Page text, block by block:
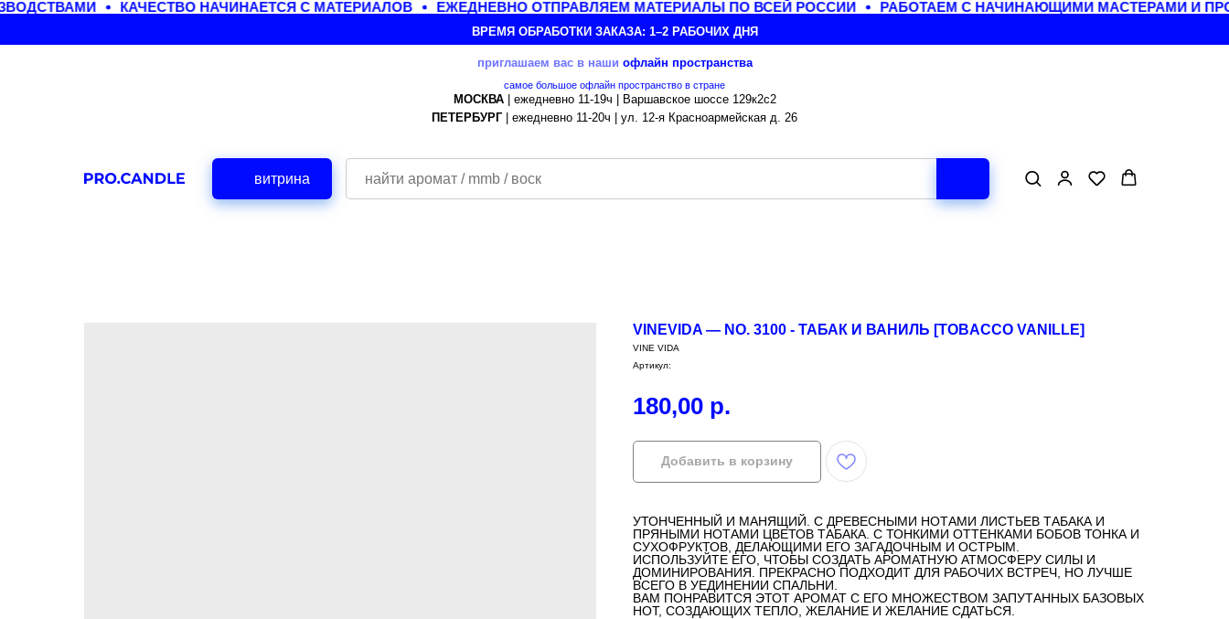
КАЧЕСТВО НАЧИНАЕТСЯ С МАТЕРИАЛОВ ЕЖЕДНЕВНО ОТПРАВЛЯЕМ МАТЕРИАЛЫ ПО ВСЕЙ РОССИИ РАБОТАЕМ С НАЧИНАЮЩИМИ МАСТЕРАМИ И
ВРЕМЯ ОБРАБОТКИ ЗАКАЗА: 1–2 РАБОЧИХ ДНЯ
приглашаем вас в наши офлайн пространства
самое большое офлайн пространство в стране
МОСКВА| ежедневно 11-19ч | Варшавское шоссе 129к2с2
ПЕТЕРБУРГ| ежедневно 11-20ч | ул. 12-я Красноармейская д. 26
витрина
VINEVIDA — NO. 3100 - ТАБАК И ВАНИЛЬ [TOBACCO VANILLE]
VINE VIDA
Артикул:
180,00 р.
Добавить в корзину
УТОНЧЕННЫЙ И МАНЯЩИЙ. С ДРЕВЕСНЫМИ НОТАМИ ЛИСТЬЕВ ТАБАКА И
ПРЯНЫМИ НОТАМИ ЦВЕТОВ ТАБАКА. С ТОНКИМИ ОТТЕНКАМИ БОБОВ ТОНКА И
СУХОФРУКТОВ, ДЕЛАЮЩИМИ ЕГО ЗАГАДОЧНЫМ И ОСТРЫМ.
ИСПОЛЬЗУЙТЕ ЕГО, ЧТОБЫ СОЗДАТЬ АРОМАТНУЮ АТМОСФЕРУ СИЛЫ И
ДОМИНИРОВАНИЯ. ПРЕКРАСНО ПОДХОДИТ ДЛЯ РАБОЧИХ ВСТРЕЧ, НО ЛУЧШЕ
ВСЕГО В УЕДИНЕНИИ СПАЛЬНИ.
ВАМ ПОНРАВИТСЯ ЭТОТ АРОМАТ С ЕГО МНОЖЕСТВОМ ЗАПУТАННЫХ БАЗОВЫХ
НОТ, СОЗДАЮЩИХ ТЕПЛО, ЖЕЛАНИЕ И ЖЕЛАНИЕ СДАТЬСЯ.